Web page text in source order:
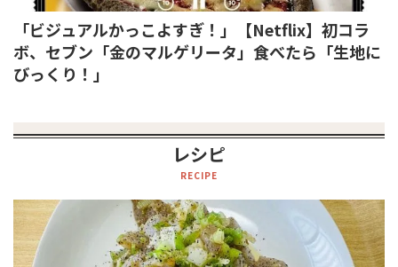
「ビジュアルかっこよすぎ！」【Netflix】初コラ
ボ、セブン「金のマルゲリータ」食べたら「生地に
びっくり！」
レシピ
RECIPE